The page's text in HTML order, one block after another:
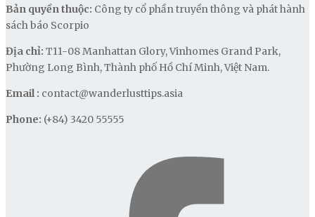
Bản quyền thuộc: Công ty cổ phần truyền thông và phát hành
sách báo Scorpio
Địa chỉ: T11-08 Manhattan Glory, Vinhomes Grand Park,
Phường Long Bình, Thành phố Hồ Chí Minh, Việt Nam.
Email : contact@wanderlusttips.asia
Phone: (+84) 3420 55555